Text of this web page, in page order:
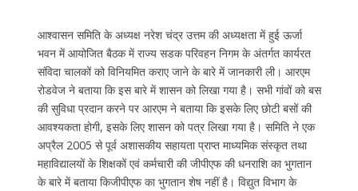
आश्वासन समिति के अध्यक्ष नरेश चंद्र उत्तम की अध्यक्षता में हुई ऊर्जा
भवन में आयोजित बैठक में राज्य सडक परिवहन निगम के अंतर्गत कार्यरत
संविदा चालकों को विनियमित कराए जाने के बारे में जानकारी ली। आरएम
रोडवेज ने बताया कि इस बारे में शासन को लिखा गया है। सभी गांवों को बस
की सुविधा प्रदान करने पर आरएम ने बताया कि इसके लिए छोटी बसों की
आवश्यकता होगी, इसके लिए शासन को पत्र लिखा गया है। समिति ने एक
अप्रैल 2005 से पूर्व अशासकीय सहायता प्राप्त माध्यमिक संस्कृत तथा
महाविद्यालयों के शिक्षकों एवं कर्मचारी की जीपीएफ की धनराशि का भुगतान
के बारे में बताया किजीपीएफ का भुगतान शेष नहीं है। विद्युत विभाग के